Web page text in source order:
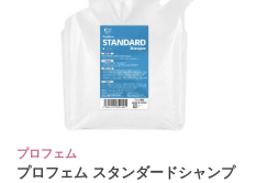
プロフェム
プロフェム スタンダードシャンプ